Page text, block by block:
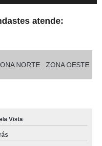
atende:
NORTE ZONA OESTE
Vista